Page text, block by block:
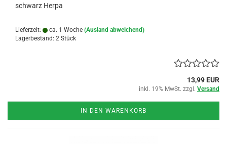
schwarz Herpa
Lieferzeit: ca. 1 Woche (Ausland abweichend)
Lagerbestand: 2 Stück
13,99 EUR
inkl. 19% MwSt. zzgl. Versand
IN DEN WARENKORB